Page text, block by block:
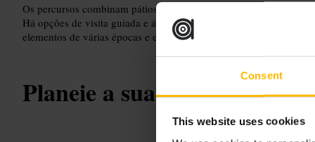
Consent
This website uses cookies
Os percursos combinam pátios em pedra, salas ornamentadas e
Há opções de visita guiada e áreas para explorar por conta
elementos de várias épocas e estilos arquitetónicos.
Planeie a sua visita